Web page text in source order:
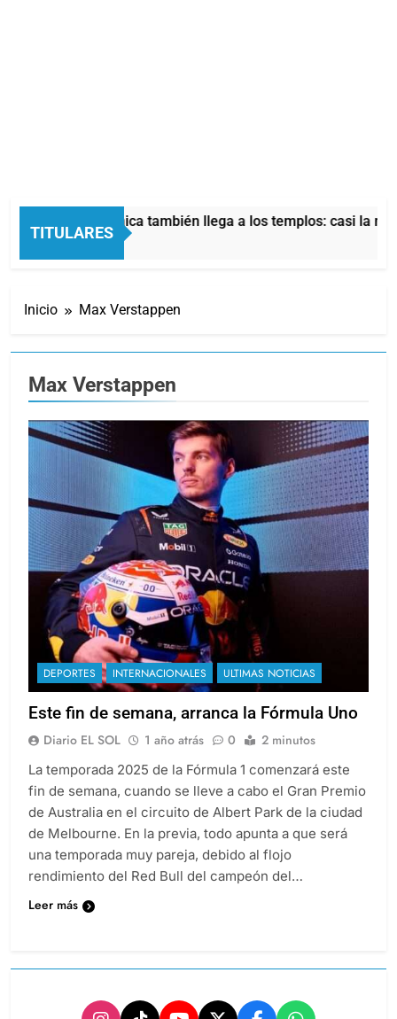
TITULARES
crisis económica también llega a los templos: casi la mitad
Atrás
Inicio Max Verstappen
Max Verstappen
DEPORTES INTERNACIONALES ULTIMAS NOTICIAS
Este fin de semana, arranca la Fórmula Uno
Diario EL SOL 1 año atrás 0 2 minutos
La temporada 2025 de la Fórmula 1 comenzará este
fin de semana, cuando se lleve a cabo el Gran Premio
de Australia en el circuito de Albert Park de la ciudad
de Melbourne. En la previa, todo apunta a que será
una temporada muy pareja, debido al flojo
rendimiento del Red Bull del campeón del…
Leer más